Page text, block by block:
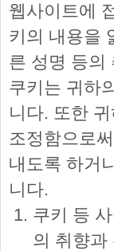
웹사이트에
키의 내용을
른 성명 등의
쿠키는 귀하
니다. 또한
조정함으로
내도록 하거
니다.
쿠키 등
의 취향과